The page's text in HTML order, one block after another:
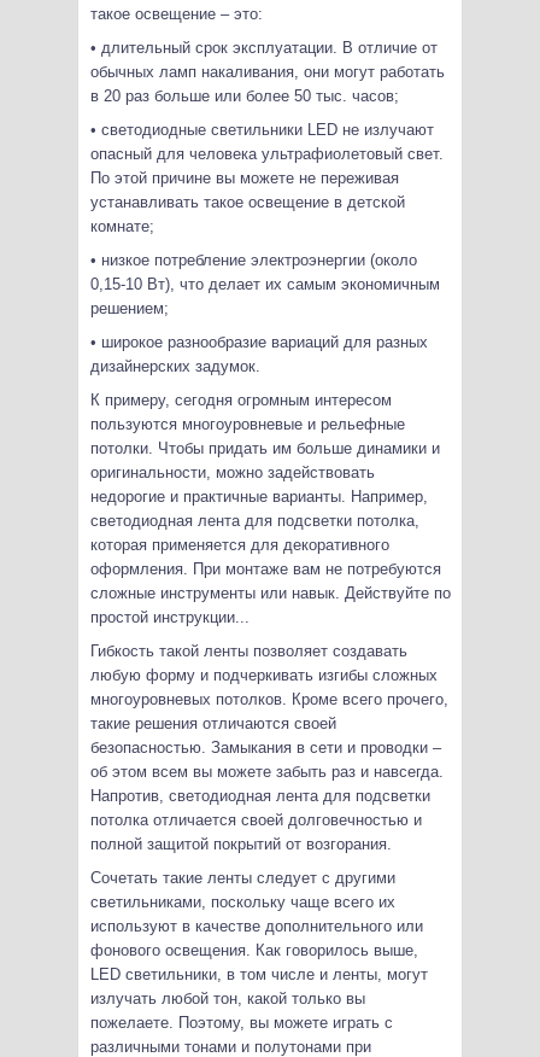
такое освещение – это:
• длительный срок эксплуатации. В отличие от
обычных ламп накаливания, они могут работать
в 20 раз больше или более 50 тыс. часов;
• светодиодные светильники LED не излучают
опасный для человека ультрафиолетовый свет.
По этой причине вы можете не переживая
устанавливать такое освещение в детской
комнате;
• низкое потребление электроэнергии (около
0,15-10 Вт), что делает их самым экономичным
решением;
• широкое разнообразие вариаций для разных
дизайнерских задумок.
К примеру, сегодня огромным интересом
пользуются многоуровневые и рельефные
потолки. Чтобы придать им больше динамики и
оригинальности, можно задействовать
недорогие и практичные варианты. Например,
светодиодная лента для подсветки потолка,
которая применяется для декоративного
оформления. При монтаже вам не потребуются
сложные инструменты или навык. Действуйте по
простой инструкции...
Гибкость такой ленты позволяет создавать
любую форму и подчеркивать изгибы сложных
многоуровневых потолков. Кроме всего прочего,
такие решения отличаются своей
безопасностью. Замыкания в сети и проводки –
об этом всем вы можете забыть раз и навсегда.
Напротив, светодиодная лента для подсветки
потолка отличается своей долговечностью и
полной защитой покрытий от возгорания.
Сочетать такие ленты следует с другими
светильниками, поскольку чаще всего их
используют в качестве дополнительного или
фонового освещения. Как говорилось выше,
LED светильники, в том числе и ленты, могут
излучать любой тон, какой только вы
пожелаете. Поэтому, вы можете играть с
различными тонами и полутонами при